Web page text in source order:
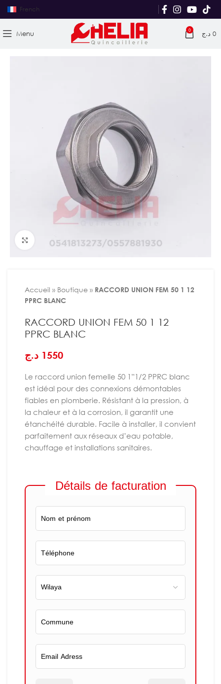
French
Menu 0 0 د.ج
Agrandir
Accueil » Boutique » RACCORD UNION FEM 50 1 12
PPRC BLANC
RACCORD UNION FEM 50 1 12
PPRC BLANC
1550 د.ج
Le raccord union femelle 50 1”1/2 PPRC blanc
est idéal pour des connexions démontables
fiables en plomberie. Résistant à la pression, à
la chaleur et à la corrosion, il garantit une
étanchéité durable. Facile à installer, il convient
parfaitement aux réseaux d’eau potable,
chauffage et installations sanitaires.
Détails de facturation